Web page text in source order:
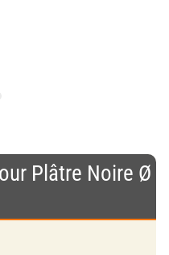
Plâtre Noire Ø